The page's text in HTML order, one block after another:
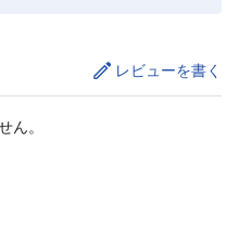
レビューを書く
ん。